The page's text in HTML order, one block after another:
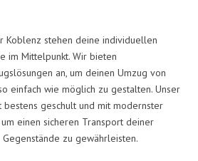
Koblenz stehen deine individuellen
im Mittelpunkt. Wir bieten
an, um deinen Umzug von
einfach wie möglich zu gestalten. Unser
geschult und mit modernster
einen sicheren Transport deiner
zu gewährleisten.